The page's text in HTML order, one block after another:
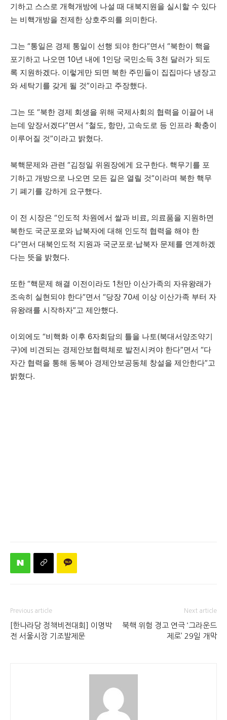
기하고 스스로 개혁개방에 나설 때 대북지원을 실시할 수 있다
는 비핵개방을 전제한 상호주의를 의미한다.
그는 “통일은 경제 통일이 선행 되야 한다”면서 “북한이 핵을
포기하고 나오면 10년 내에 1인당 국민소득 3천 달러가 되도
록 지원하겠다. 이렇게만 되면 북한 주민들이 집집마다 냉장고
와 세탁기를 갖게 될 것”이라고 주장했다.
그는 또 “북한 경제 회생을 위해 국제사회의 협력을 이끌어 내
는데 앞장서겠다”면서 “철도, 항만, 고속도로 등 인프라 확충이
이루어질 것”이라고 밝혔다.
북핵문제와 관련 “김정일 위원장에게 요구한다. 핵무기를 포
기하고 개방으로 나오면 모든 길은 열릴 것”이라며 북한 핵무
기 폐기를 강하게 요구했다.
이 전 시장은 “인도적 차원에서 쌀과 비료, 의료품을 지원하면
북한도 국군포로와 납북자에 대해 인도적 협력을 해야 한
다”면서 대북인도적 지원과 국군포로·납북자 문제를 연계하겠
다는 뜻을 밝혔다.
또한 “핵문제 해결 이전이라도 1천만 이산가족의 자유왕래가
조속히 실현되야 한다”면서 “당장 70세 이상 이산가족 부터 자
유왕래를 시작하자”고 제안했다.
이외에도 “비핵화 이후 6자회담의 틀을 나토(북대서양조약기
구)에 비견되는 경제안보협력체로 발전시켜야 한다”면서 “다
자간 협력을 통해 동북아 경제안보공동체 창설을 제안한다”고
밝혔다.
Previous article
[한나라당 정책비전대회] 이명박
전 서울시장 기조발제문
Next article
북핵 위험 경고 연극 ‘그라운드
제로’ 29일 개막